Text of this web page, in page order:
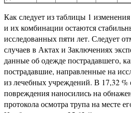
Как следует из таблицы 1
и их комбинации остаются
исследованных пяти лет. Следует
случаев в Актах и Заключениях
данные об одежде пострадавшего,
пострадавшие, направленные на
из лечебных учреждений. В 17,32 %
повреждения наносились на
протокола осмотра трупа на месте